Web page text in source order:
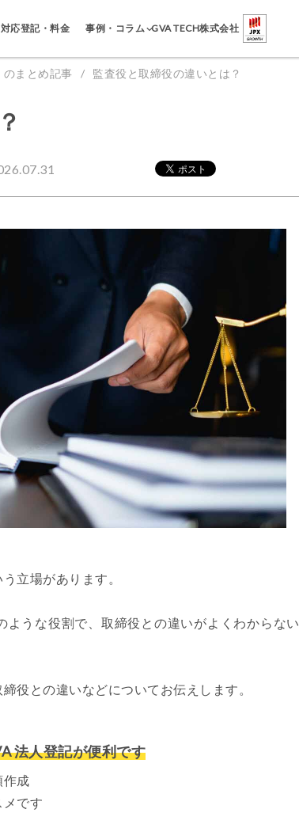
対応登記・料金 事例・コラム GVA TECH株式会社
まとめ記事 監査役と取締役の違いとは？
立場があります。
ような役割で、取締役との違いがよくわからない
役との違いなどについてお伝えします。
法人登記が便利です
作成
です